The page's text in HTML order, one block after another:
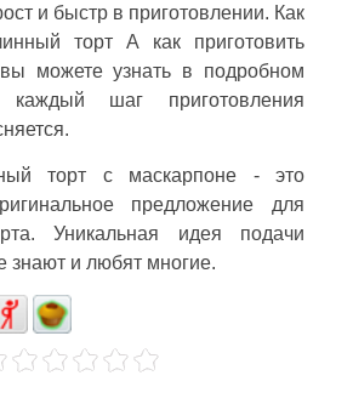
и быстр в приготовлении. Как
торт А как приготовить
можете узнать в подробном
каждый шаг приготовления
торт с маскарпоне - это
предложение для
Уникальная идея подачи
знают и любят многие.